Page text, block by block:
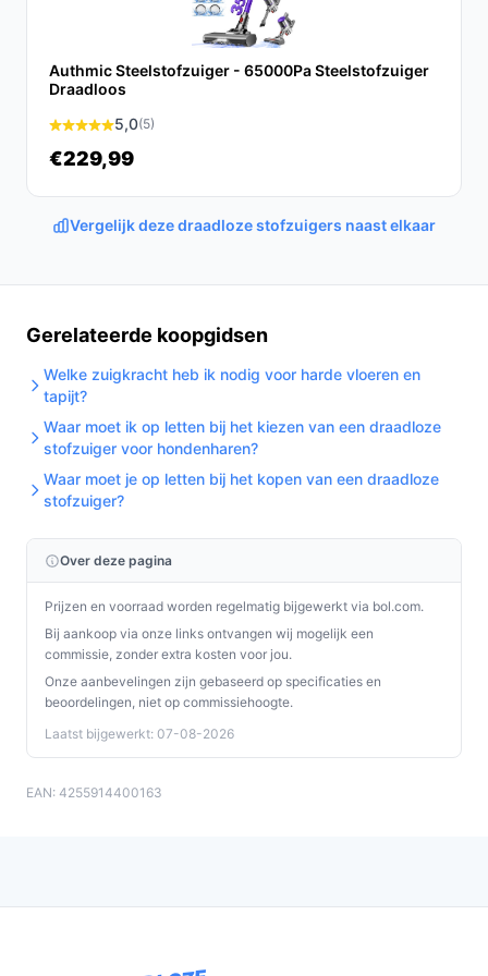
Algemene, veilige tips voor effectief gebruik en
Leeg het 2L reservoir zodra het bijna vol is om
Controleer en reinig het HEPA‑filter volgens de
instructies om luchtstroom te behouden.
Zorg dat de verwijderbare accu altijd volledig
geladen is voor langere schoonmaaksessies.
Bewaar de stofzuiger op een droge, toegankelijke
plek zodat je hem snel kunt pakken voor
tussentijds gebruik.
Installatie & eerste gebruik
Bij eerste gebruik: plaats en laad de accu volledig op,
monteer de borstel en controleer filters en reservoir op
juiste plaatsing.
Twee concrete checks vóór gebruik en in de
handleiding/specs:
Controleer of de accu daadwerkelijk verwijderbaar is en
of er oplaad- of plaatsingsinstructies voor de accu in de
handleiding staan.
zuigstanden en gebruiksduur aansluit op jouw wensen
75.000 Pa (zuigkracht):geeft aan dat het apparaat
Authmic Steelstofzuiger - 65000Pa Steelstofzuiger
Draadloos
5,0(5)
€229,99
Vergelijk deze draadloze stofzuigers naast elkaar
Gerelateerde koopgidsen
Welke zuigkracht heb ik nodig voor harde vloeren en
tapijt?
Waar moet ik op letten bij het kiezen van een draadloze
stofzuiger voor hondenharen?
Waar moet je op letten bij het kopen van een draadloze
stofzuiger?
Over deze pagina
Prijzen en voorraad worden regelmatig bijgewerkt via bol.com.
Bij aankoop via onze links ontvangen wij mogelijk een
commissie, zonder extra kosten voor jou.
Onze aanbevelingen zijn gebaseerd op specificaties en
beoordelingen, niet op commissiehoogte.
Laatst bijgewerkt: 07-08-2026
EAN: 4255914400163